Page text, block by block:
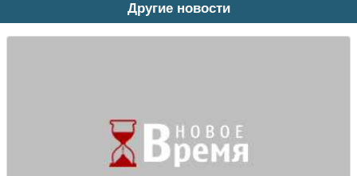
Другие новости